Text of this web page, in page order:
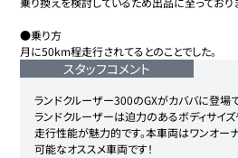
●乗り方
月に50km程走行されてるとのことでした。
スタッフコメント
ランドクルーザー300のGXがカババに登場で
ランドクルーザーは迫力のあるボディサイ
走行性能が魅力的です。本車両はワンオ
可能なオススメ車両です！